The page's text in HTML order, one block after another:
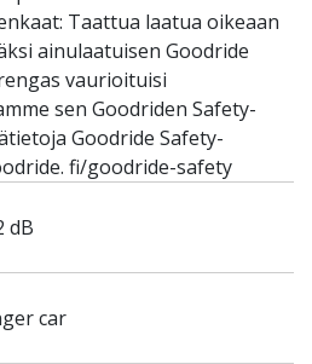
Taattua laatua oikeaan
ainulaatuisen Goodride
vaurioituisi
sen Goodriden Safety-
Goodride Safety-
fi/goodride-safety
dB
car